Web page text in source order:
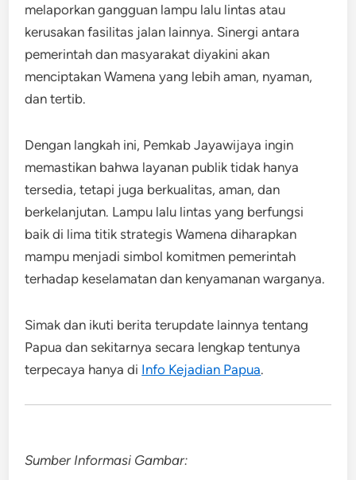
melaporkan gangguan lampu lalu lintas atau
kerusakan fasilitas jalan lainnya. Sinergi antara
pemerintah dan masyarakat diyakini akan
menciptakan Wamena yang lebih aman, nyaman,
dan tertib.
Dengan langkah ini, Pemkab Jayawijaya ingin
memastikan bahwa layanan publik tidak hanya
tersedia, tetapi juga berkualitas, aman, dan
berkelanjutan. Lampu lalu lintas yang berfungsi
baik di lima titik strategis Wamena diharapkan
mampu menjadi simbol komitmen pemerintah
terhadap keselamatan dan kenyamanan warganya.
Simak dan ikuti berita terupdate lainnya tentang
Papua dan sekitarnya secara lengkap tentunya
terpecaya hanya di Info Kejadian Papua.
Sumber Informasi Gambar: